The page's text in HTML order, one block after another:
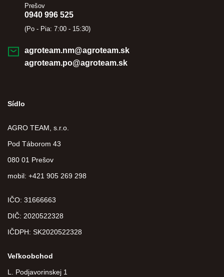
Prešov
0940 996 525
(Po - Pia: 7:00 - 15:30)
agroteam.nm@agroteam.sk
agroteam.po@agroteam.sk
Sídlo
AGRO TEAM, s.r.o.
Pod Táborom 43
080 01 Prešov
mobil: +421 905 269 298
IČO: 31666663
DIČ: 2020522328
IČDPH: SK2020522328
Veľkoobchod
L. Podjavorinskej 1